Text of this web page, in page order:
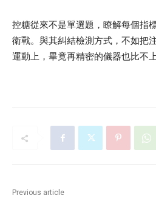
控糖從來不是單選題，瞭解每個指
衛戰。與其糾結檢測方式，不如把
運動上，畢竟再精密的儀器也比不
Previous article